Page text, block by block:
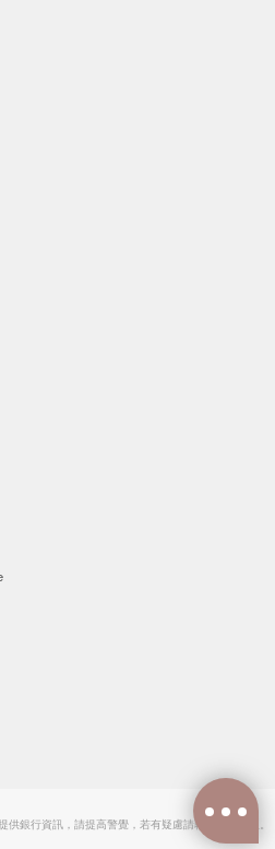
銀行資訊，請提高警覺，若有疑慮請聯繫官方客服。